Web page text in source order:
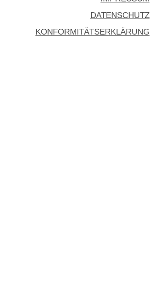
DATENSCHUTZ
KONFORMITÄTSERKLÄRUNG